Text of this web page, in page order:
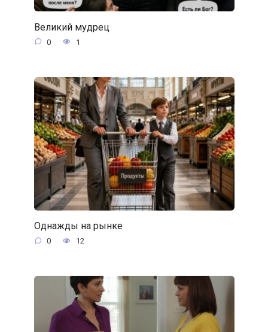
Великий мудрец
0 1
Однажды на рынке
0 12